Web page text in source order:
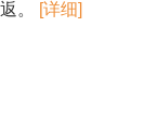
返。 [详细]